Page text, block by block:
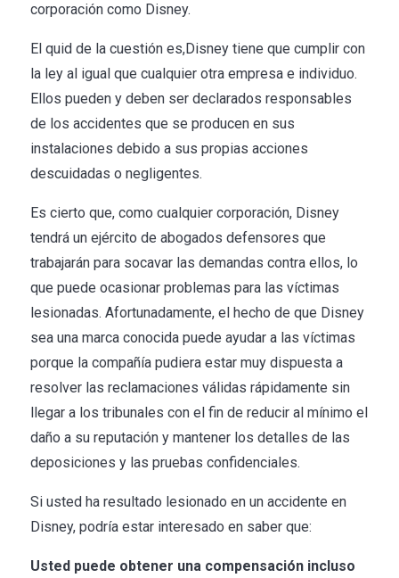
corporación como Disney.
El quid de la cuestión es,Disney tiene que cumplir con
la ley al igual que cualquier otra empresa e individuo.
Ellos pueden y deben ser declarados responsables
de los accidentes que se producen en sus
instalaciones debido a sus propias acciones
descuidadas o negligentes.
Es cierto que, como cualquier corporación, Disney
tendrá un ejército de abogados defensores que
trabajarán para socavar las demandas contra ellos, lo
que puede ocasionar problemas para las víctimas
lesionadas. Afortunadamente, el hecho de que Disney
sea una marca conocida puede ayudar a las víctimas
porque la compañía pudiera estar muy dispuesta a
resolver las reclamaciones válidas rápidamente sin
llegar a los tribunales con el fin de reducir al mínimo el
daño a su reputación y mantener los detalles de las
deposiciones y las pruebas confidenciales.
Si usted ha resultado lesionado en un accidente en
Disney, podría estar interesado en saber que:
Usted puede obtener una compensación incluso